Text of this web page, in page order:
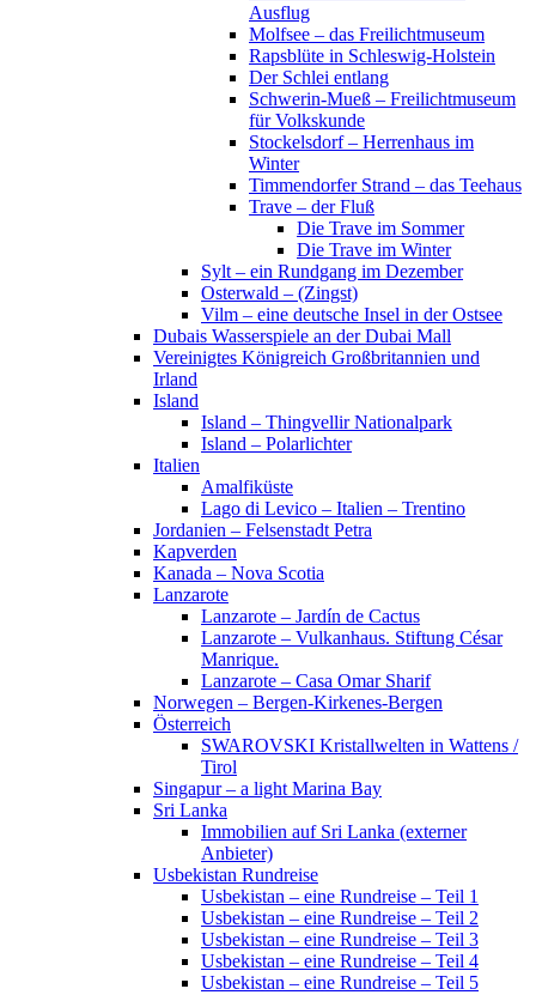
Ausflug
Molfsee – das Freilichtmuseum
Rapsblüte in Schleswig-Holstein
Der Schlei entlang
Schwerin-Mueß – Freilichtmuseum
für Volkskunde
Stockelsdorf – Herrenhaus im
Winter
Timmendorfer Strand – das Teehaus
Trave – der Fluß
Die Trave im Sommer
Die Trave im Winter
Sylt – ein Rundgang im Dezember
Osterwald – (Zingst)
Vilm – eine deutsche Insel in der Ostsee
Dubais Wasserspiele an der Dubai Mall
Vereinigtes Königreich Großbritannien und
Irland
Island
Island – Thingvellir Nationalpark
Island – Polarlichter
Italien
Amalfiküste
Lago di Levico – Italien – Trentino
Jordanien – Felsenstadt Petra
Kapverden
Kanada – Nova Scotia
Lanzarote
Lanzarote – Jardín de Cactus
Lanzarote – Vulkanhaus. Stiftung César
Manrique.
Lanzarote – Casa Omar Sharif
Norwegen – Bergen-Kirkenes-Bergen
Österreich
SWAROVSKI Kristallwelten in Wattens /
Tirol
Singapur – a light Marina Bay
Sri Lanka
Immobilien auf Sri Lanka (externer
Anbieter)
Usbekistan Rundreise
Usbekistan – eine Rundreise – Teil 1
Usbekistan – eine Rundreise – Teil 2
Usbekistan – eine Rundreise – Teil 3
Usbekistan – eine Rundreise – Teil 4
Usbekistan – eine Rundreise – Teil 5